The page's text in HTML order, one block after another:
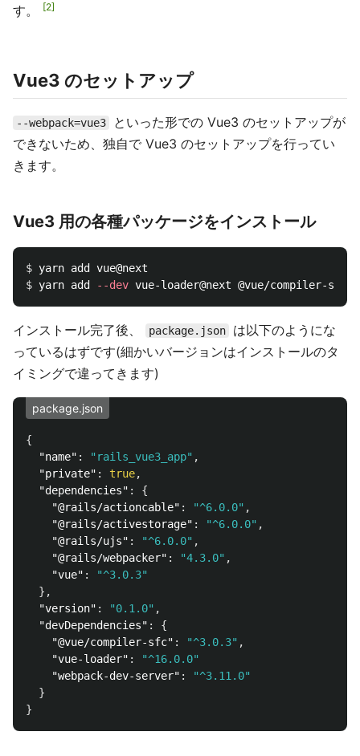
す。
2
Vue3 のセットアップ
--webpack=vue3
といった形での Vue3 のセットアップが
できないため、独自で Vue3 のセットアップを行ってい
きます。
Vue3 用の各種パッケージをインストール
$
$ yarn add --dev
インストール完了後、 package.json
は以下のようにな
っているはずです(細かいバージョンはインストールのタ
イミングで違ってきます)
package.json
{
"name" : "rails_vue3_app" ,
"private" : true,
"dependencies" :
{
"@rails/actioncable" : "^6.0.0" ,
"@rails/activestorage" : "^6.0.0" ,
"@rails/ujs" : "^6.0.0" ,
"@rails/webpacker" : "4.3.0" ,
"vue" :
"^3.0.3"
},
"version" : "0.1.0" ,
"devDependencies" :
{
"@vue/compiler-sfc" : "^3.0.3" ,
"vue-loader" :
"^16.0.0"
"webpack-dev-server" :
"^3.11.0"
}
}